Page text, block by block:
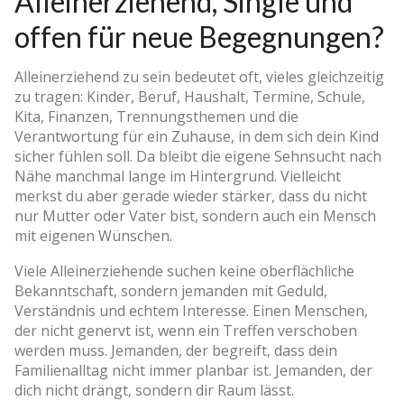
offen für neue Begegnungen?
Alleinerziehend zu sein bedeutet oft, vieles gleichzeitig
zu tragen: Kinder, Beruf, Haushalt, Termine, Schule,
Kita, Finanzen, Trennungsthemen und die
Verantwortung für ein Zuhause, in dem sich dein Kind
sicher fühlen soll. Da bleibt die eigene Sehnsucht nach
Nähe manchmal lange im Hintergrund. Vielleicht
merkst du aber gerade wieder stärker, dass du nicht
nur Mutter oder Vater bist, sondern auch ein Mensch
mit eigenen Wünschen.
Viele Alleinerziehende suchen keine oberflächliche
Bekanntschaft, sondern jemanden mit Geduld,
Verständnis und echtem Interesse. Einen Menschen,
der nicht genervt ist, wenn ein Treffen verschoben
werden muss. Jemanden, der begreift, dass dein
Familienalltag nicht immer planbar ist. Jemanden, der
dich nicht drängt, sondern dir Raum lässt.